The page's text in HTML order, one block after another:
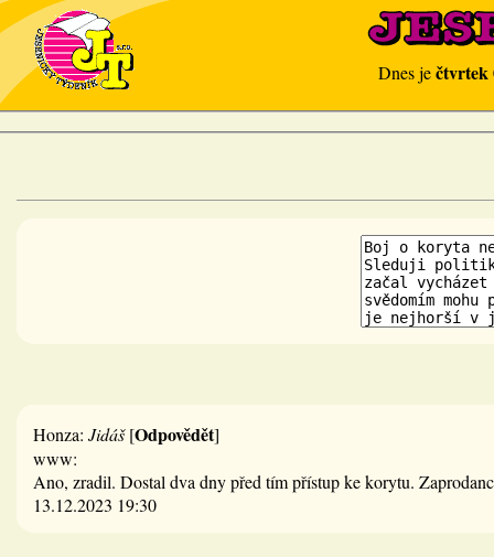
Dnes ječtvrtek
Honza: Jidáš[Odpovědět]
www:
Ano, zradil. Dostal dva dny před tím přístup ke korytu.
13.12.2023 19:30